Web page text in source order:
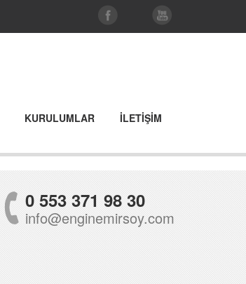
KURULUMLAR İLETİŞİM
0 553 371 98 30
info@enginemirsoy.com